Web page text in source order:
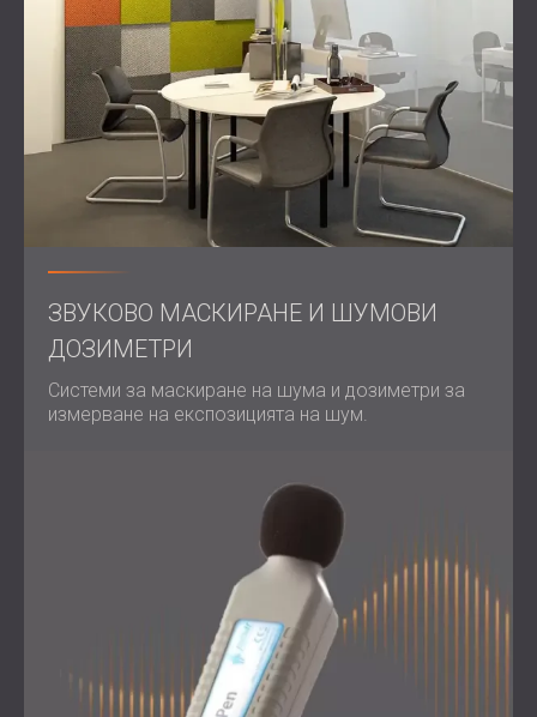
ЗВУКОВО МАСКИРАНЕ И ШУМОВИ
ДОЗИМЕТРИ
Системи за маскиране на шума и дозиметри за
измерване на експозицията на шум.